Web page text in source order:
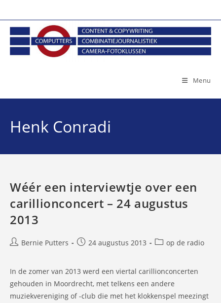
naar
inhoud
Menu
Henk Conradi
Wéér een interviewtje over een
carillionconcert – 24 augustus
2013
BerichtBernie Putters
Bericht24 augustus 2013 Berichtcategorie:
op de radio
In de zomer van 2013 werd een viertal carillionconcerten
gehouden in Moordrecht, met telkens een andere
muziekvereniging of -club die met het klokkenspel meezingt